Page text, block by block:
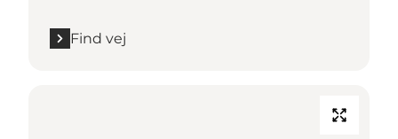
Find vej